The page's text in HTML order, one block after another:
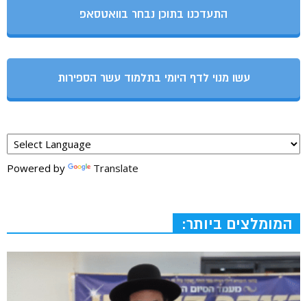
התעדכנו בתוכן נבחר בוואטסאפ
עשו מנוי לדף היומי בתלמוד עשר הספירות
Powered by Translate
המומלצים ביותר: